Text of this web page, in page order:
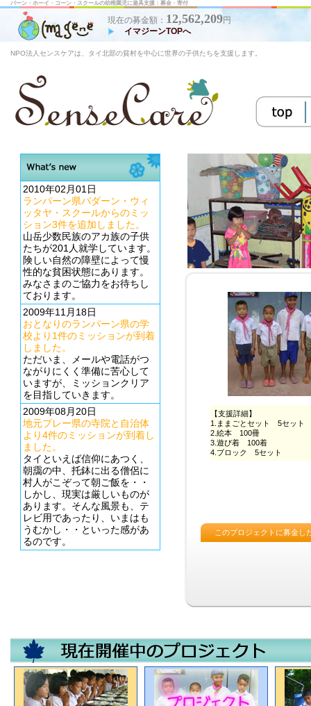
バーン・ホーイ・コーン・スクールの幼稚園児に遊具支援：募金・寄付
現在の募金額： 12,562,209円
イマジーンTOPへ
NPO法人センスケアは、タイ北部の貧村を中心に世界の子供たちを支援します。
2010年02月01日
ランパーン県パダーン・ウィ
ッタヤ・スクールからのミッ
ション3件を追加しました。
山岳少数民族のアカ族の子供
たちが201人就学しています。
険しい自然の障壁によって慢
性的な貧困状態にあります。
みなさまのご協力をお待ちし
ております。
2009年11月18日
おとなりのランパーン県の学
校より1件のミッションが到着
しました。
ただいま、メールや電話がつ
ながりにくく準備に苦心して
いますが、ミッションクリア
を目指していきます。
2009年08月20日
地元プレー県の寺院と自治体
より4件のミッションが到着し
ました。
タイといえば信仰にあつく、
朝靄の中、托鉢に出る僧侶に
村人がこぞって朝ご飯を・・
しかし、現実は厳しいものが
あります。そんな風景も、テ
レビ用であったり、いまはも
うむかし・・といった感があ
るのです。